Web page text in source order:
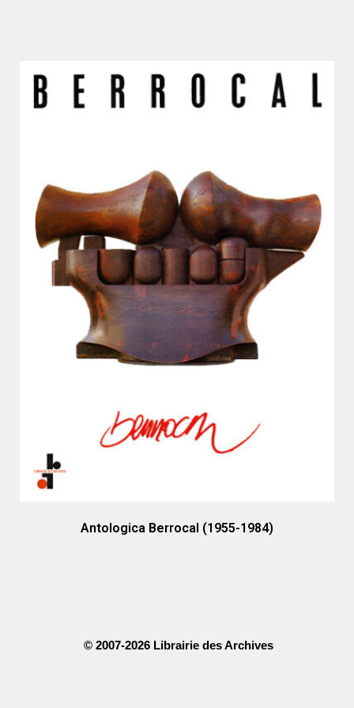
Antologica Berrocal (1955-1984)
© 2007-2026 Librairie des Archives